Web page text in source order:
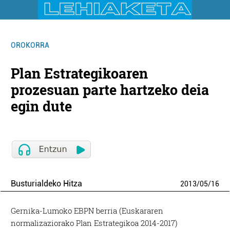
OROKORRA
Plan Estrategikoaren
prozesuan parte hartzeko deia
egin dute
Busturialdeko Hitza 2013/05/16
Gernika-Lumoko EBPN berria (Euskararen
normalizaziorako Plan Estrategikoa 2014-2017)